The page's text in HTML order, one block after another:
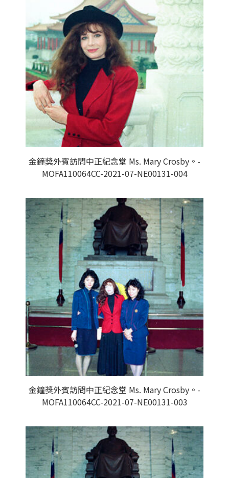
金鐘獎外賓訪問中正紀念堂 Ms. Mary Crosby。-
MOFA110064CC-2021-07-NE00131-004
金鐘獎外賓訪問中正紀念堂 Ms. Mary Crosby。-
MOFA110064CC-2021-07-NE00131-003